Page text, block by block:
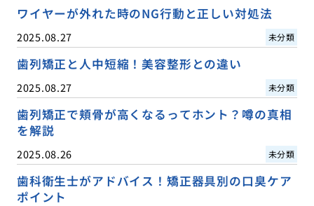
ワイヤーが外れた時のNG行動と正しい対処法
2025.08.27 未分類
歯列矯正と人中短縮！美容整形との違い
2025.08.27 未分類
歯列矯正で頬骨が高くなるってホント？噂の真相
を解説
2025.08.26 未分類
歯科衛生士がアドバイス！矯正器具別の口臭ケア
ポイント